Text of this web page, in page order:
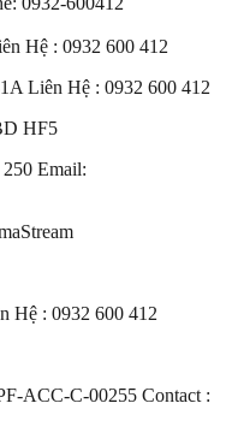
Hệ : 0932 600 412
Liên Hệ : 0932 600 412
HF5
Email:
Hệ : 0932 600 412
ACC-C-00255 Contact :